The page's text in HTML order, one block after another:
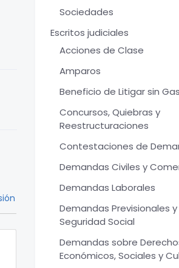
Sociedades
Escritos judiciales
Acciones de Clase
Amparos
Beneficio de Litigar sin
Concursos, Quiebras y
Reestructuraciones
Contestaciones de
Demandas Civiles y
Demandas Laborales
Demandas Previsionales
Seguridad Social
Demandas sobre
Económicos, Sociales y